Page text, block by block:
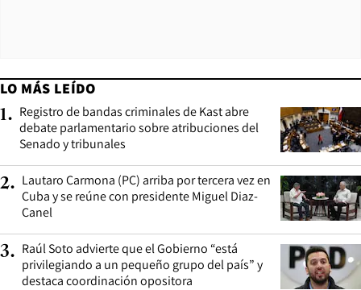
LO MÁS LEÍDO
1. Registro de bandas criminales de Kast abre
debate parlamentario sobre atribuciones del
Senado y tribunales
2. Lautaro Carmona (PC) arriba por tercera vez en
Cuba y se reúne con presidente Miguel Diaz-
Canel
3. Raúl Soto advierte que el Gobierno “está
privilegiando a un pequeño grupo del país” y
destaca coordinación opositora